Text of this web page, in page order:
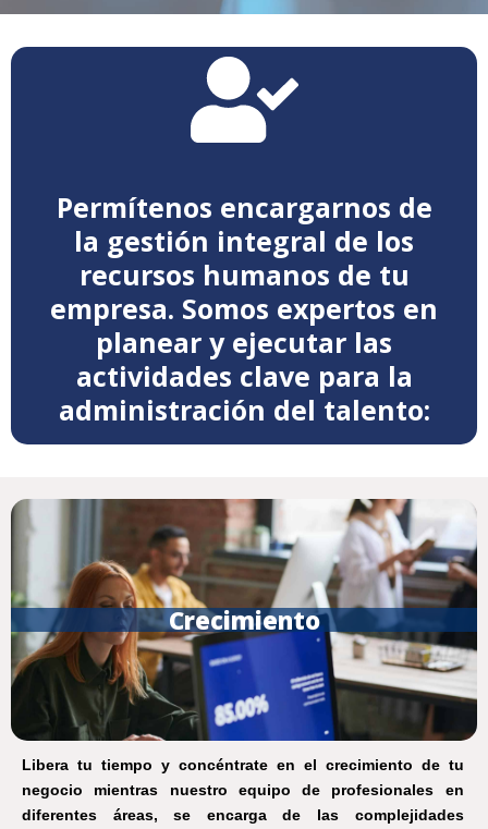
Permítenos encargarnos de
la gestión integral de los
recursos humanos de tu
empresa. Somos expertos en
planear y ejecutar las
actividades clave para la
administración del talento:
Reclutamiento y selección
Contratación
Administración del personal
Capacitación
Compensaciones
Clima laboral
Comunicación organizacional
Salud ocupacional
Solicita una cotización
Libera tu tiempo y concéntrate en el crecimiento de tu
negocio mientras nuestro equipo de profesionales en
diferentes áreas, se encarga de las complejidades
Crecimiento